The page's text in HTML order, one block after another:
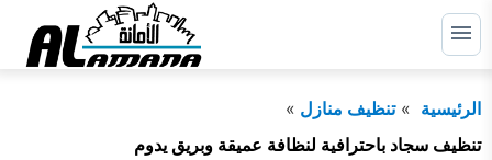
التجاوز
إلى القائمة
عن:
الرئيسية
تنظيف منازل
تنظيف سجاد باحترافية لنظافة عميقة وبريق يدوم